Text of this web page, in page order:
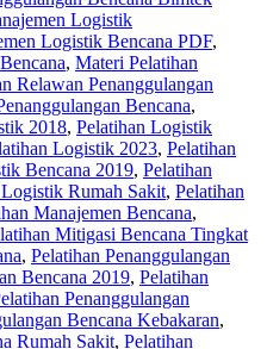
Logistik
Logistik Bencana PDF,
, Materi Pelatihan
Relawan Penanggulangan
Bencana,
2018, Pelatihan Logistik
Logistik 2023, Pelatihan
Bencana 2019, Pelatihan
Rumah Sakit, Pelatihan
Manajemen Bencana,
Mitigasi Bencana Tingkat
, Pelatihan Penanggulangan
Bencana 2019, Pelatihan
Penanggulangan
Bencana Kebakaran,
Rumah Sakit, Pelatihan